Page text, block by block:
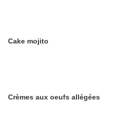
Cake mojito
Crèmes aux oeufs allégées